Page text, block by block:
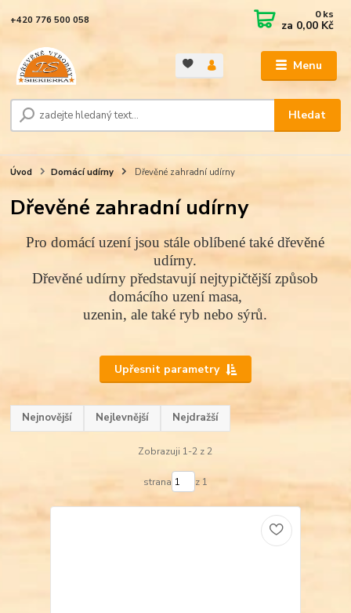
Menu
Hledat
+420 776 500 058 0ks
za 0,00 Kč
Úvod Domácí udírny Dřevěné zahradní udírny
Dřevěné zahradní udírny
Pro domácí uzení jsou stále oblíbené také dřevěné
udírny.
Dřevěné udírny představují nejtypičtější způsob
domácího uzení masa,
uzenin, ale také ryb nebo sýrů.
Upřesnit parametry
Nejnovější Nejlevnější Nejdražší
Zobrazuji 1-2 z 2
strana z 1